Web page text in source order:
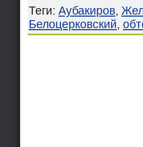
Теги: Аубакиров,
Белоцерковский,